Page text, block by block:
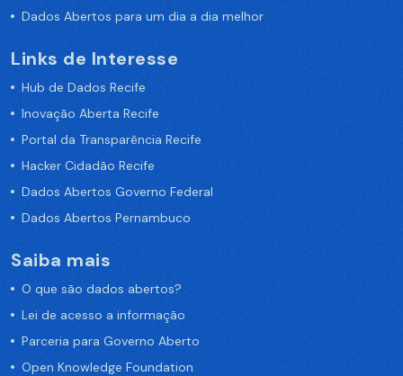
Dados Abertos para um dia a dia melhor
Links de Interesse
Hub de Dados Recife
Inovação Aberta Recife
Portal da Transparência Recife
Hacker Cidadão Recife
Dados Abertos Governo Federal
Dados Abertos Pernambuco
Saiba mais
O que são dados abertos?
Lei de acesso a informação
Parceria para Governo Aberto
Open Knowledge Foundation